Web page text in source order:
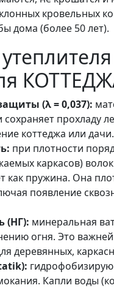
кровельных
дома (более 50 лет).
(λ = 0,037):
прохладу
коттеджа или дачи.
при плотности
каркасов)
как пружина. Она
появление
(НГ): минеральная
огня. Это
деревянных,
Капли воды